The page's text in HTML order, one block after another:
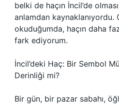
belki de haçın İncil’de
anlamdan kaynaklanıyordu.
okuduğumda, haçın daha
fark ediyorum.
İncil’deki Haç: Bir Sembol
Derinliği mi?
Bir gün, bir pazar sabahı,